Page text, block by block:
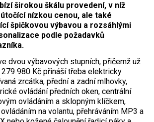
širokou škálu provedení, v níž
nízkou cenou, ale také
špičkovou výbavou a rozsáhlými
podle požadavků
dvou výbavových stupních, přičemž už
980 Kč přináší třeba elektricky
zrcátka, přední a zadní mlhovky,
ovládání předních oken, centrální
ovládáním a sklopným klíčkem,
na volantu, přehráváním MP3 a